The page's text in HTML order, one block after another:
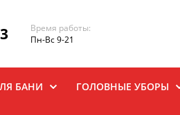
Время работы:
Пн-Вс 9-21
БАНИ ГОЛОВНЫЕ УБОРЫ